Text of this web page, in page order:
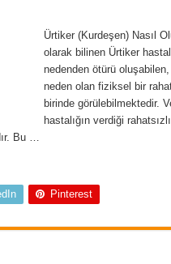
Ürtiker (Kurdeşen) Nasıl
olarak bilinen Ürtiker
nedenden ötürü
neden olan fiziksel bir
birinde görülebilmektedir.
hastalığın verdiği
Bu …
Pinterest